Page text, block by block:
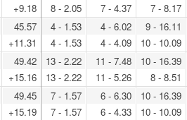
+9.18
8 - 2.05
7 - 4.37
7 - 8.17
45.57
+11.31
4 - 1.53
4 - 1.53
4 - 6.02
4 - 4.09
9 - 16.11
10 - 10.09
49.42
+15.16
13 - 2.22
13 - 2.22
11 - 7.48
11 - 5.26
10 - 16.39
8 - 8.51
49.45
+15.19
7 - 1.57
7 - 1.57
6 - 6.30
6 - 4.33
10 - 16.39
10 - 10.09